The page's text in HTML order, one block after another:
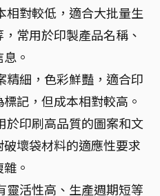
相對較低，適合大批量生
常用於印製產品名稱、
。
精細，色彩鮮豔，適合印
記，但成本相對較高。
於印刷高品質的圖案和文
壞袋材料的適應性要求
。
靈活性高、生產週期短等